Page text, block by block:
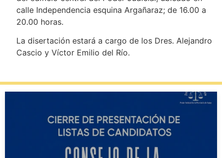
calle Independencia esquina Argañaraz; de 16.00 a
20.00 horas.
La disertación estará a cargo de los Dres. Alejandro
Cascio y Víctor Emilio del Río.